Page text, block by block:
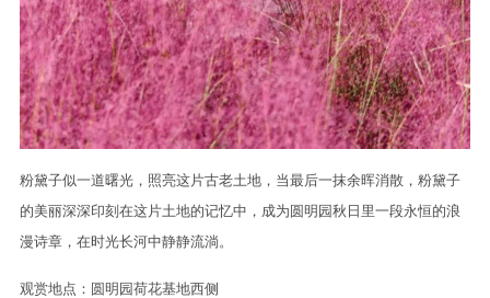
粉黛子似一道曙光，照亮这片古老土地，当最后一抹余晖消散，粉黛子
的美丽深深印刻在这片土地的记忆中，成为圆明园秋日里一段永恒的浪
漫诗章，在时光长河中静静流淌。
观赏地点：圆明园荷花基地西侧